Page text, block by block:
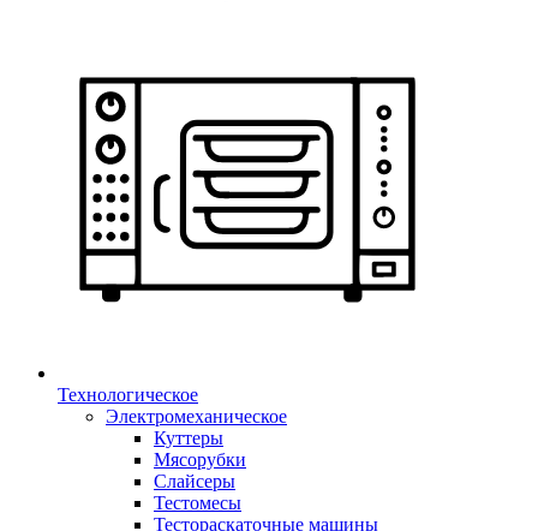
Технологическое
Электромеханическое
Куттеры
Мясорубки
Слайсеры
Тестомесы
Тестораскаточные машины